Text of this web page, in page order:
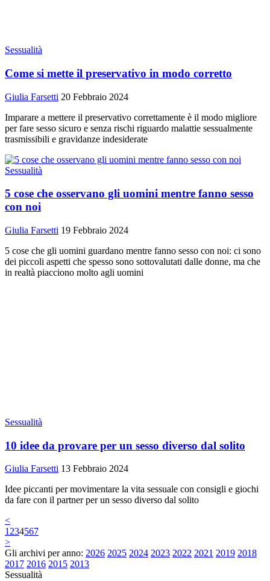
Sessualità
Come si mette il preservativo in modo corretto
Giulia Farsetti 20 Febbraio 2024
Imparare a mettere il preservativo correttamente è il modo migliore
per fare sesso sicuro e senza rischi riguardo malattie sessualmente
trasmissibili e gravidanze indesiderate
Sessualità
5 cose che osservano gli uomini mentre fanno sesso
con noi
Giulia Farsetti 19 Febbraio 2024
5 cose che gli uomini guardano mentre fanno sesso con noi: ci sono
dei piccoli aspetti che spesso sono sottovalutati dalle donne, ma che
in realtà piacciono molto agli uomini
Sessualità
10 idee da provare per un sesso diverso dal solito
Giulia Farsetti 13 Febbraio 2024
Idee piccanti per movimentare la vita sessuale con consigli e giochi
da fare con il partner per un sesso diverso dal solito
<
1234567
>
Gli archivi per anno: 2026 2025 2024 2023 2022 2021 2019 2018
2017 2016 2015 2013
Sessualità